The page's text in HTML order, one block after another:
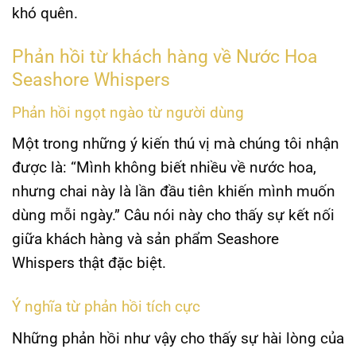
khó quên.
Phản hồi từ khách hàng về Nước Hoa
Seashore Whispers
Phản hồi ngọt ngào từ người dùng
Một trong những ý kiến thú vị mà chúng tôi nhận
được là: “Mình không biết nhiều về nước hoa,
nhưng chai này là lần đầu tiên khiến mình muốn
dùng mỗi ngày.” Câu nói này cho thấy sự kết nối
giữa khách hàng và sản phẩm Seashore
Whispers thật đặc biệt.
Ý nghĩa từ phản hồi tích cực
Những phản hồi như vậy cho thấy sự hài lòng của